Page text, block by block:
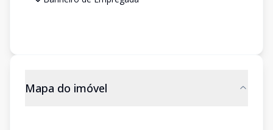
Mapa do imóvel